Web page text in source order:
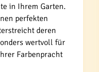
in Ihrem Garten.
perfekten
deren
wertvoll für
Farbenpracht